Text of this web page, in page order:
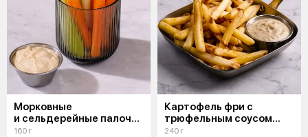
Морковные
и сельдерейные палочки
с соусом айоли
160 г
Картофель фри с
трюфельным соусом
и пармезаном
240 г